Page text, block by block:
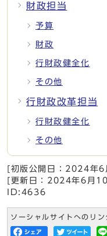
財政担当
予算
財政
行財政健全化
その他
行財政改革担当
行財政健全化
その他
[初版公開日： 2024年6
[更新日： 2024年6月10
ID:4636
ソーシャルサイトへのリ